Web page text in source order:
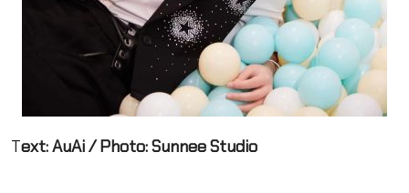
Text: AuAi / Photo: Sunnee Studio